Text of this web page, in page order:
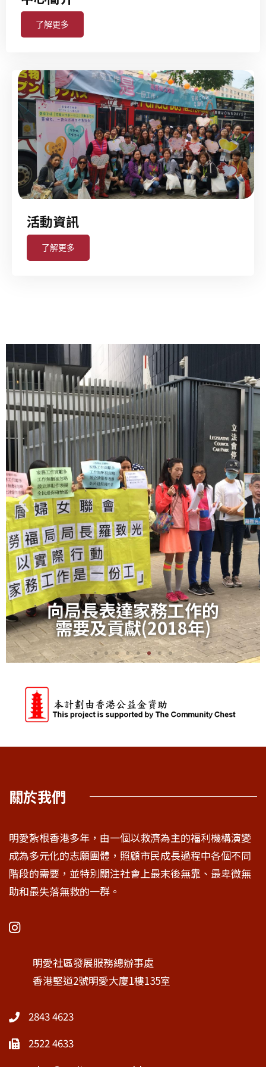
了解更多
活動資訊
了解更多
向局長表達家務工作的
需要及貢獻(2018年)
關於我們
明愛紮根香港多年，由一個以救濟為主的福利機構演變
成為多元化的志願團體，照顧市民成長過程中各個不同
階段的需要，並特別關注社會上最末後無靠、最卑微無
助和最失落無救的一群。
明愛社區發展服務總辦事處
香港堅道2號明愛大廈1樓135室
2843 4623
2522 4633